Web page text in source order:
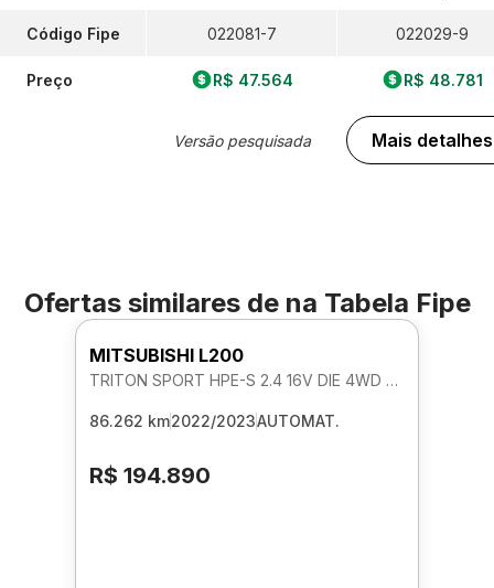
Código Fipe
Preço
022081-7
R$ 47.564
Versão pesquisada
022029-9
R$ 48.781
Mais detalhes
Ofertas similares de na Tabela Fipe
MITSUBISHI L200
TRITON SPORT HPE-S 2.4 16V DIE 4WD AUTOMATICO
86.262 km2022/2023AUTOMAT.
R$ 194.890